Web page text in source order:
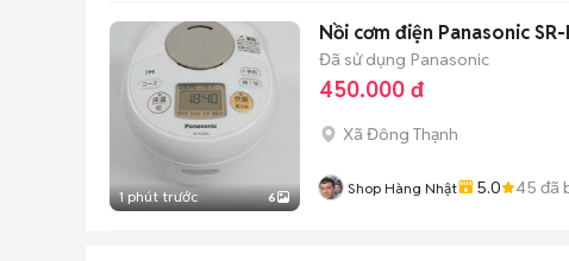
1 phút trước 6
Nồi cơm điện Panasonic
Đã sử dụng Panasonic
450.000 đ
Xã Đông Thạnh
Shop Hàng Nhật 5.0 45 đã